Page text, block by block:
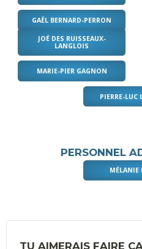
GAËL BERNARD-PERRON
JOÉ DES RUISSEAUX-
LANGLOIS
MARIE-PIER GAGNON
PIERRE-LUC
PERSONNEL
MÉLANIE
TU AIMERAIS FAIRE